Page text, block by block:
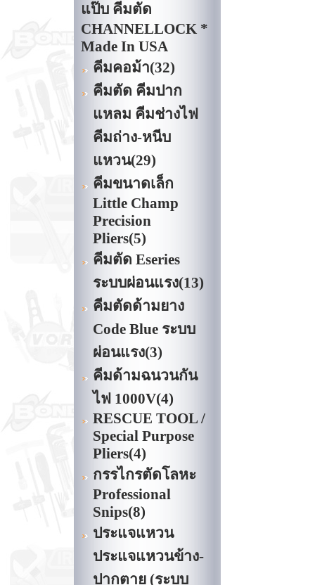
แป๊บ คีมตัด
CHANNELLOCK *
Made In USA
คีมคอม้า(32)
คีมตัด คีมปาก
แหลม คีมช่างไฟ
คีมถ่าง-หนีบ
แหวน(29)
คีมขนาดเล็ก
Little Champ
Precision
Pliers(5)
คีมตัด Eseries
ระบบผ่อนแรง(13)
คีมตัดด้ามยาง
Code Blue ระบบ
ผ่อนแรง(3)
คีมด้ามฉนวนกัน
ไฟ 1000V(4)
RESCUE TOOL /
Special Purpose
Pliers(4)
กรรไกรตัดโลหะ
Professional
Snips(8)
ประแจแหวน
ประแจแหวนข้าง-
ปากตาย (ระบบ